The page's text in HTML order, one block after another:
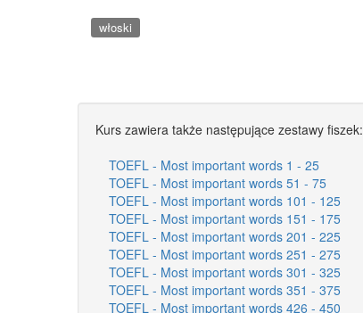
włoski
Kurs zawiera także następujące zestawy fiszek:
TOEFL - Most important words 1 - 25
TOEFL - Most important words 51 - 75
TOEFL - Most important words 101 - 125
TOEFL - Most important words 151 - 175
TOEFL - Most important words 201 - 225
TOEFL - Most important words 251 - 275
TOEFL - Most important words 301 - 325
TOEFL - Most important words 351 - 375
TOEFL - Most important words 426 - 450